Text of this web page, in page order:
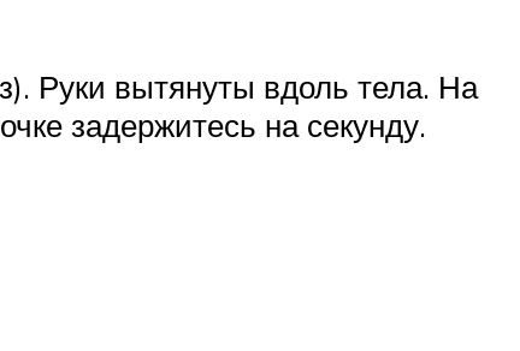
Руки вытянуты вдоль тела. На
задержитесь на секунду.